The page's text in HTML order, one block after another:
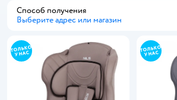
Способ получения
Выберите адрес или магазин